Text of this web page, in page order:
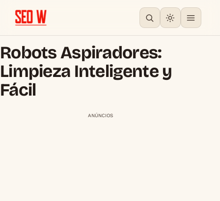
Robots Aspiradores:
Limpieza Inteligente y
Fácil
ANÚNCIOS